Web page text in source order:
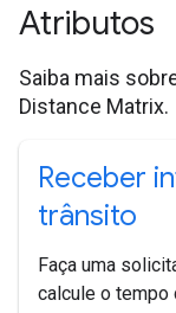
Atributos
Saiba mais
Distance Matrix.
Receber
trânsito
Faça uma
calcule o tempo